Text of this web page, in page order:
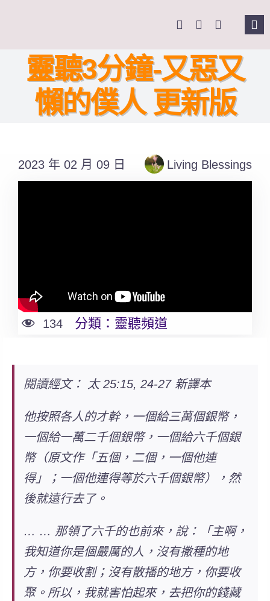
主頁
關於我們
靈聽3分鐘-又惡又
懶的僕人 更新版
2023 年 02 月 09 日 Living Blessings
134 分類： 靈聽頻道
閱讀經文： 太 25:15, 24-27 新譯本
他按照各人的才幹，一個給三萬個銀幣，
一個給一萬二千個銀幣，一個給六千個銀
幣（原文作「五個，二個，一個他連
得」；一個他連得等於六千個銀幣），然
後就遠行去了。
… … 那領了六千的也前來，說：「主啊，
我知道你是個嚴厲的人，沒有撒種的地
方，你要收割；沒有散播的地方，你要收
聚。所以，我就害怕起來，去把你的錢藏